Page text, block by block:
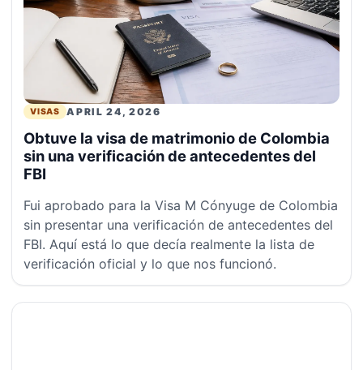
VISAS APRIL 24, 2026
Obtuve la visa de matrimonio de Colombia
sin una verificación de antecedentes del
FBI
Fui aprobado para la Visa M Cónyuge de Colombia
sin presentar una verificación de antecedentes del
FBI. Aquí está lo que decía realmente la lista de
verificación oficial y lo que nos funcionó.